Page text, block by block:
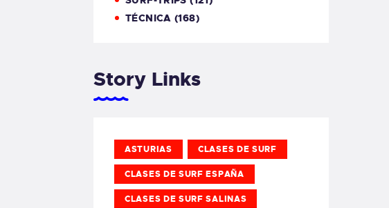
TÉCNICA (168)
Story Links
ASTURIAS CLASES DE SURF
CLASES DE SURF ESPAÑA
CLASES DE SURF SALINAS